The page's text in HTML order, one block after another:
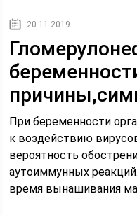
20.11.2019
При беременности
к воздействию
вероятность
аутоиммунных
время вынашивания